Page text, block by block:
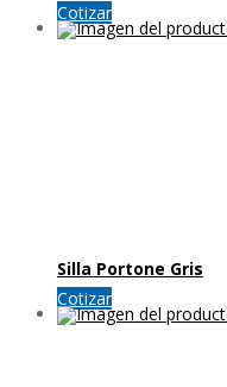
Cotizar
Silla Portone Gris
Cotizar